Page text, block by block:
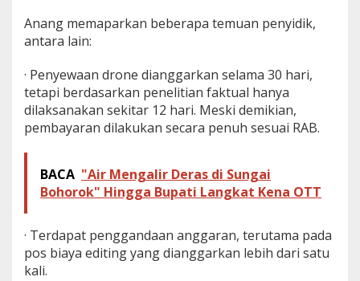
Anang memaparkan beberapa temuan penyidik,
antara lain:
· Penyewaan drone dianggarkan selama 30 hari,
tetapi berdasarkan penelitian faktual hanya
dilaksanakan sekitar 12 hari. Meski demikian,
pembayaran dilakukan secara penuh sesuai RAB.
BACA "Air Mengalir Deras di Sungai
Bohorok" Hingga Bupati Langkat Kena OTT
· Terdapat penggandaan anggaran, terutama pada
pos biaya editing yang dianggarkan lebih dari satu
kali.